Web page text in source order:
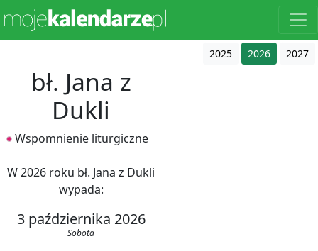
2025 2026 2027
bł. Jana z
Dukli
Wspomnienie liturgiczne
W 2026 roku bł. Jana z Dukli
wypada:
3 października 2026
Sobota